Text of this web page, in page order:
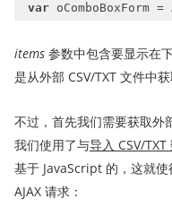
var oComboBoxForm =
items 参数中包含要显示在
是从外部 CSV/TXT 文件中
不过，首先我们需要获取外
我们使用了与导入 CSV/TXT
基于 JavaScript 的，这就
AJAX 请求：